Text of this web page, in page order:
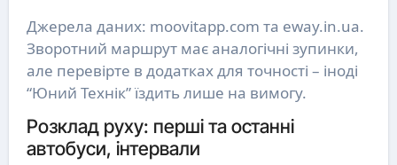
Джерела даних: moovitapp.com та eway.in.ua.
Зворотний маршрут має аналогічні зупинки,
але перевірте в додатках для точності – іноді
“Юний Технік” їздить лише на вимогу.
Розклад руху: перші та останні
автобуси, інтервали